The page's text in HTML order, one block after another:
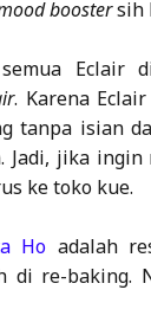
boostersih
Eclair
. Karena
tanpa isian
Jadi, jika
ke toko kue.
Ho adalah
di re-baking.